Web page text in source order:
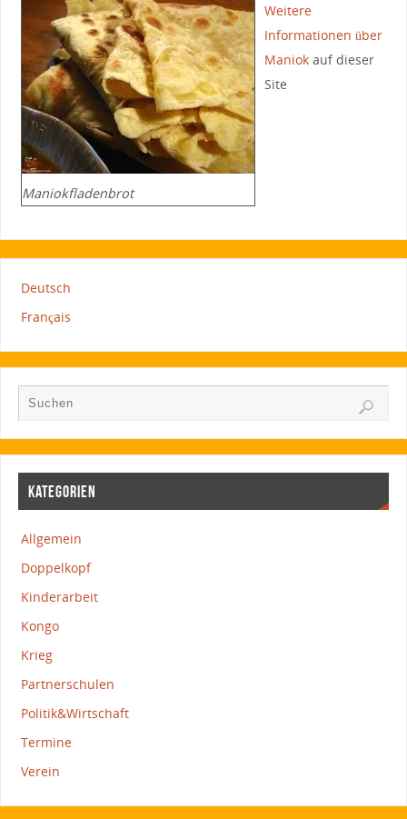
Maniokfladenbrot
Weitere
Informationen über
Maniokauf dieser
Site
Deutsch
Français
KATEGORIEN
Allgemein
Doppelkopf
Kinderarbeit
Kongo
Krieg
Partnerschulen
Politik&Wirtschaft
Termine
Verein